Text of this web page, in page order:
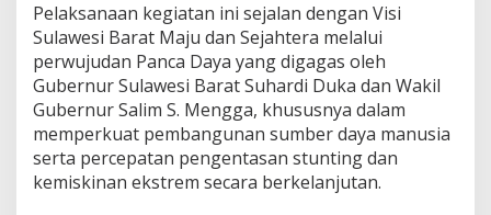
g
u
b
P
e
n
a
g
a
Pelaksanaan kegiatan ini sejalan dengan Visi
Sulawesi Barat Maju dan Sejahtera melalui
perwujudan Panca Daya yang digagas oleh
Gubernur Sulawesi Barat Suhardi Duka dan Wakil
Gubernur Salim S. Mengga, khususnya dalam
memperkuat pembangunan sumber daya manusia
serta percepatan pengentasan stunting dan
kemiskinan ekstrem secara berkelanjutan.